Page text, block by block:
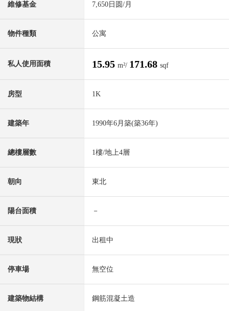
維修基金 7,650日圆/月
物件種類 公寓
私人使用面積 15.95 m²/ 171.68 sqf
房型 1K
建築年 1990年6月築(築36年)
總樓層數 1樓/地上4層
朝向 東北
陽台面積 －
現狀 出租中
停車場 無空位
建築物結構 鋼筋混凝土造